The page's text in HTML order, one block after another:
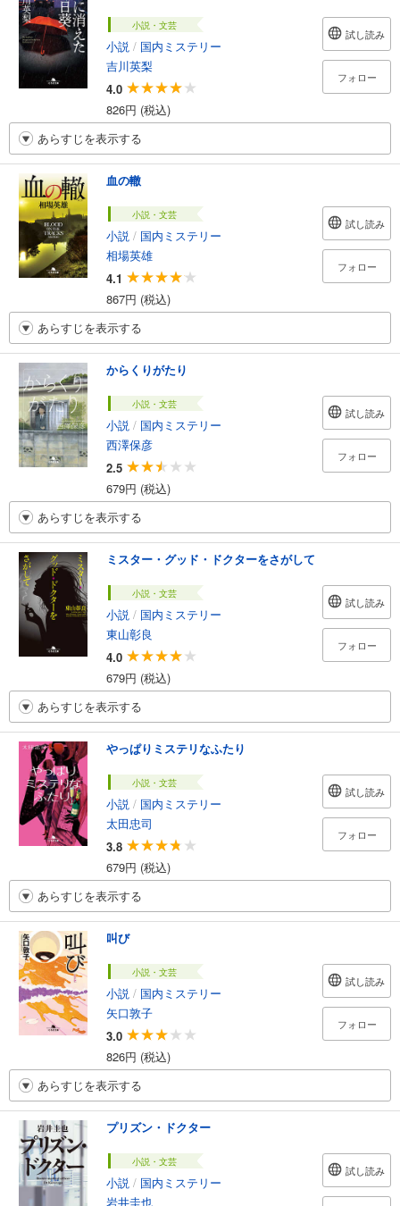
小説・文芸
小説 / 国内ミステリー
吉川英梨
4.0
826円 (税込)
試し読み
フォロー
あらすじを表示する
血の轍
小説・文芸
小説 / 国内ミステリー
相場英雄
4.1
867円 (税込)
試し読み
フォロー
あらすじを表示する
からくりがたり
小説・文芸
小説 / 国内ミステリー
西澤保彦
2.5
679円 (税込)
試し読み
フォロー
あらすじを表示する
ミスター・グッド・ドクターをさがして
小説・文芸
小説 / 国内ミステリー
東山彰良
4.0
679円 (税込)
試し読み
フォロー
あらすじを表示する
やっぱりミステリなふたり
小説・文芸
小説 / 国内ミステリー
太田忠司
3.8
679円 (税込)
試し読み
フォロー
あらすじを表示する
叫び
小説・文芸
小説 / 国内ミステリー
矢口敦子
3.0
826円 (税込)
試し読み
フォロー
あらすじを表示する
プリズン・ドクター
小説・文芸
小説 / 国内ミステリー
岩井圭也
試し読み